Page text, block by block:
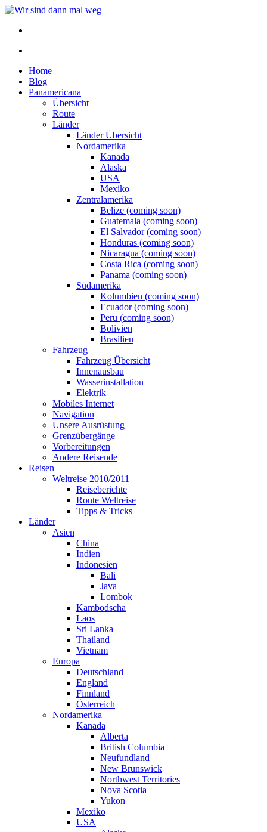
Home
Blog
Panamericana
Übersicht
Route
Länder
Länder Übersicht
Nordamerika
Kanada
Alaska
USA
Mexiko
Zentralamerika
Belize (coming soon)
Guatemala (coming soon)
El Salvador (coming soon)
Honduras (coming soon)
Nicaragua (coming soon)
Costa Rica (coming soon)
Panama (coming soon)
Südamerika
Kolumbien (coming soon)
Ecuador (coming soon)
Peru (coming soon)
Bolivien
Brasilien
Fahrzeug
Fahrzeug Übersicht
Innenausbau
Wasserinstallation
Elektrik
Mobiles Internet
Navigation
Unsere Ausrüstung
Grenzübergänge
Vorbereitungen
Andere Reisende
Reisen
Weltreise 2010/2011
Reiseberichte
Route Weltreise
Tipps & Tricks
Länder
Asien
China
Indien
Indonesien
Bali
Java
Lombok
Kambodscha
Laos
Sri Lanka
Thailand
Vietnam
Europa
Deutschland
England
Finnland
Österreich
Nordamerika
Kanada
Alberta
British Columbia
Neufundland
New Brunswick
Northwest Territories
Nova Scotia
Yukon
Mexiko
USA